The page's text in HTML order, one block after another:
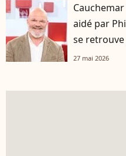
aidé par
se
27 mai 2026